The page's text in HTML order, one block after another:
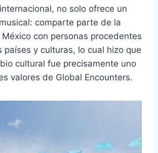
no solo ofrece un
comparte parte de la
con personas procedentes
países y culturas, lo cual hizo que
cultural fue precisamente uno
valores de Global Encounters.